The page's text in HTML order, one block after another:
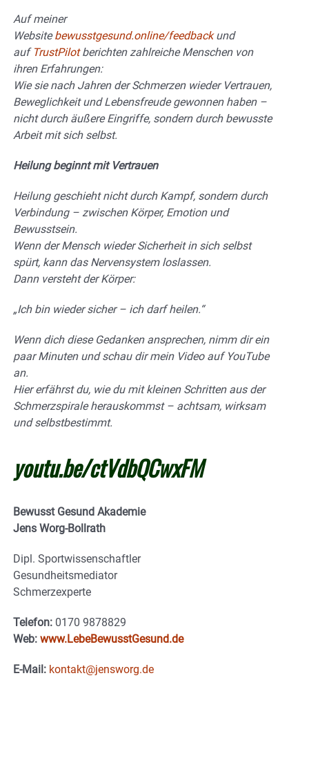
Auf meiner
Websitebewusstgesund.online/feedbackund
auf TrustPilotberichten zahlreiche Menschen von
ihren Erfahrungen:
Wie sie nach Jahren der Schmerzen wieder Vertrauen,
Beweglichkeit und Lebensfreude gewonnen haben –
nicht durch äußere Eingriffe, sondern durch bewusste
Arbeit mit sich selbst.
Heilung beginnt mit Vertrauen
Heilung geschieht nicht durch Kampf, sondern durch
Verbindung – zwischen Körper, Emotion und
Bewusstsein.
Wenn der Mensch wieder Sicherheit in sich selbst
spürt, kann das Nervensystem loslassen.
Dann versteht der Körper:
„Ich bin wieder sicher – ich darf heilen.“
Wenn dich diese Gedanken ansprechen, nimm dir ein
paar Minuten und schau dir mein Video auf YouTube
an.
Hier erfährst du, wie du mit kleinen Schritten aus der
Schmerzspirale herauskommst – achtsam, wirksam
und selbstbestimmt.
youtu.be/ctVdbQCwxFM
Bewusst Gesund Akademie
Jens Worg-Bollrath
Dipl. Sportwissenschaftler
Gesundheitsmediator
Schmerzexperte
Telefon: 0170 9878829
Web: www.LebeBewusstGesund.de
E-Mail: kontakt@jensworg.de